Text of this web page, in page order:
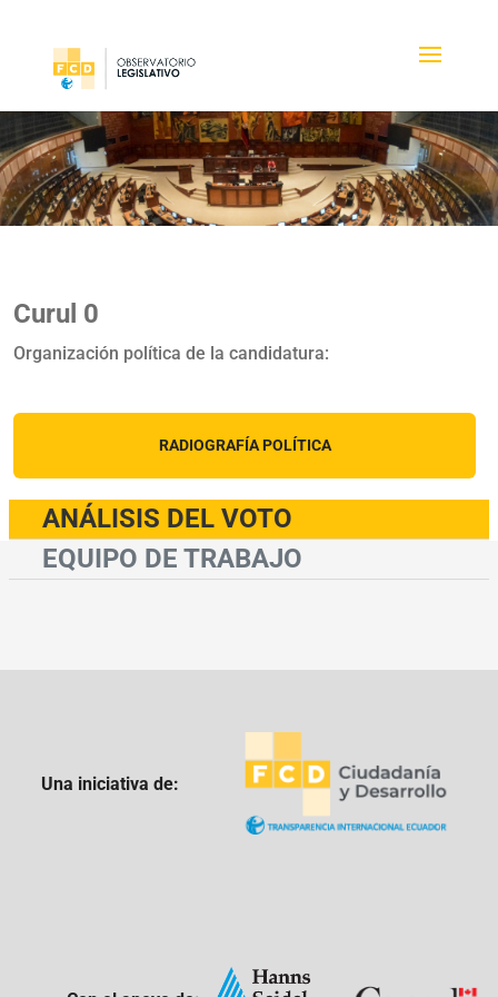
Curul 0
Organización política de la candidatura:
RADIOGRAFÍA POLÍTICA
ANÁLISIS DEL VOTO
EQUIPO DE TRABAJO
Una iniciativa de: